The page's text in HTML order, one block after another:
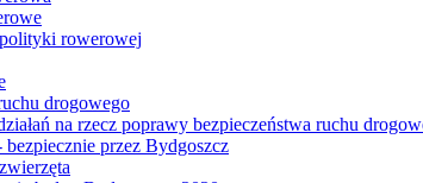
polityki rowerowej
drogowego
na rzecz poprawy bezpieczeństwa ruchu
przez Bydgoszcz